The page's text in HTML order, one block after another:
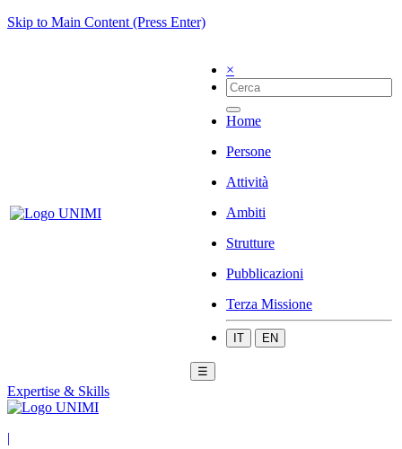
Skip to Main Content (Press Enter)
×
Home
Persone
Attività
Ambiti
Strutture
Pubblicazioni
Terza Missione
IT EN
☰
Expertise & Skills
|